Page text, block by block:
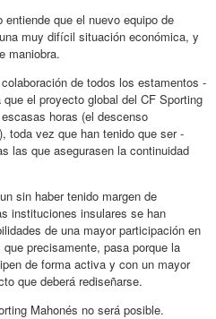
que el nuevo equipo de
muy difícil situación económica, y
maniobra.
de todos los estamentos -
el proyecto global del CF Sporting
horas (el descenso
toda vez que han tenido que ser -
las que asegurasen la continuidad
sin haber tenido margen de
instituciones insulares se han
de una mayor participación en
precisamente, pasa porque la
de forma activa y con un mayor
que deberá rediseñarse.
Mahonés no será posible.